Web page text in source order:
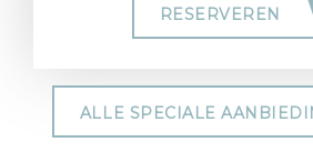
RESERVEREN
ALLE SPECIALE